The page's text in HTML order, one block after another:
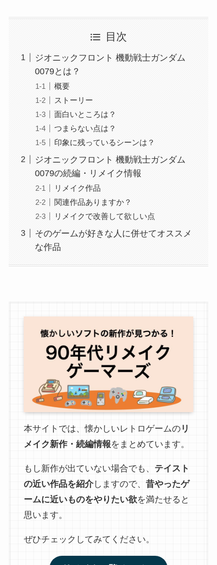
目次
ジオニックフロント 機動戦士ガンダム
0079とは？
概要
ストーリー
面白いところは？
つまらない点は？
印象に残っているシーンは？
ジオニックフロント 機動戦士ガンダム
0079の続編・リメイク情報
リメイク作品
関連作品ありますか？
リメイクで改善して欲しい点
そのゲームが好きな人に併せてオススメ
な作品
本サイトでは、懐かしいレトロゲームのリ
メイク新作・続編情報をまとめています。
もし新作が出ていない場合でも、 テイスト
の近い作品を紹介しますので、 昔やったゲ
ームに近いものをやりたい欲を満たせると
思います。
ぜひチェックしてみてください。